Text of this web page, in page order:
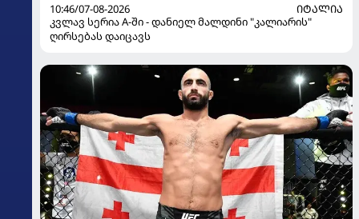
10:46/07-08-2026
ᲘᲢᲐᲚᲘᲐ
კვლავ სერია A-ში - დანიელ მალდინი "კალიარის"
ღირსებას დაიცავს